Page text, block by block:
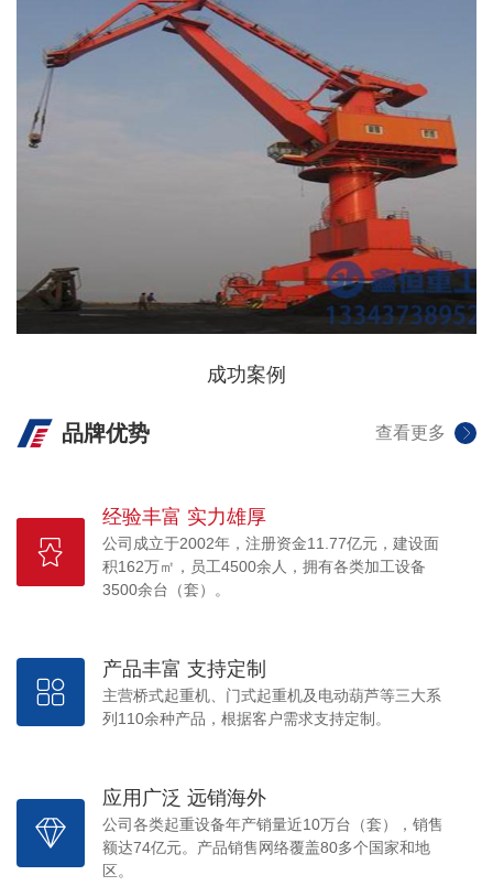
成功案例
品牌优势 查看更多
经验丰富 实力雄厚
公司成立于2002年，注册资金11.77亿元，建设面
积162万㎡，员工4500余人，拥有各类加工设备
3500余台（套）。
产品丰富 支持定制
主营桥式起重机、门式起重机及电动葫芦等三大系
列110余种产品，根据客户需求支持定制。
应用广泛 远销海外
公司各类起重设备年产销量近10万台（套），销售
额达74亿元。产品销售网络覆盖80多个国家和地
区。